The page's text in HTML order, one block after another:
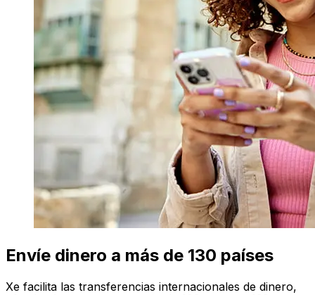
Envíe dinero a más de 130 países
Xe facilita las transferencias internacionales de dinero,